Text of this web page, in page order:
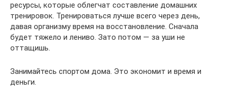
ресурсы, которые облегчат составление домашних
тренировок. Тренироваться лучше всего через день,
давая организму время на восстановление. Сначала
будет тяжело и лениво. Зато потом — за уши не
оттащишь.
Занимайтесь спортом дома. Это экономит и время и
деньги.